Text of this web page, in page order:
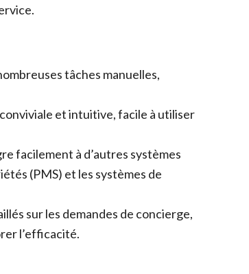
tâches manuelles,
et intuitive, facile à utiliser
facilement à d’autres systèmes
(PMS) et les systèmes de
sur les demandes de concierge,
l’efficacité.